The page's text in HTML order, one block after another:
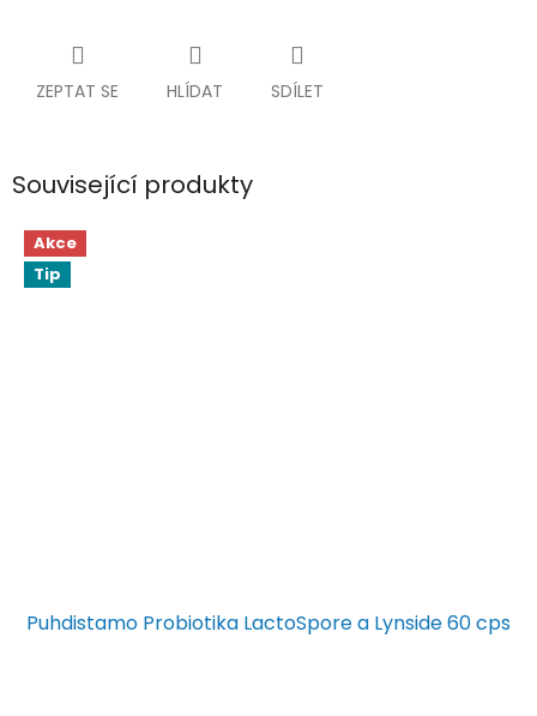
ZEPTAT SE HLÍDAT SDÍLET
Související produkty
Akce
Tip
Puhdistamo Probiotika LactoSpore a Lynside 60 cps